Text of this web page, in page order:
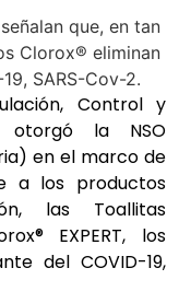
Control y
otorgó la NSO
en el marco de
a los productos
las Toallitas
EXPERT, los
del COVID-19,